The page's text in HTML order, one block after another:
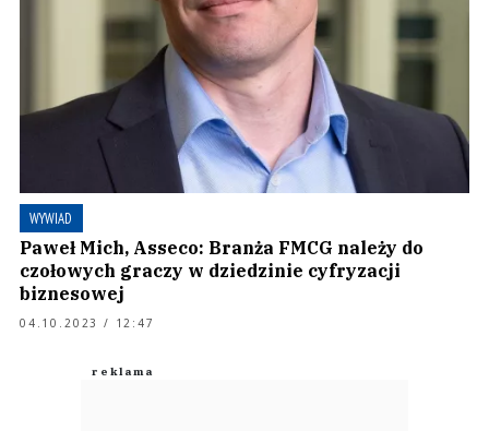
WYWIAD
Paweł Mich, Asseco: Branża FMCG należy do
czołowych graczy w dziedzinie cyfryzacji
biznesowej
04.10.2023 / 12:47